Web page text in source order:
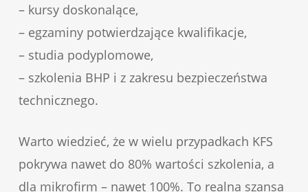
– kursy doskonalące,
– egzaminy potwierdzające kwalifikacje,
– studia podyplomowe,
– szkolenia BHP i z zakresu bezpieczeństwa
technicznego.
Warto wiedzieć, że w wielu przypadkach KFS
pokrywa nawet do 80% wartości szkolenia, a
dla mikrofirm – nawet 100%. To realna szansa